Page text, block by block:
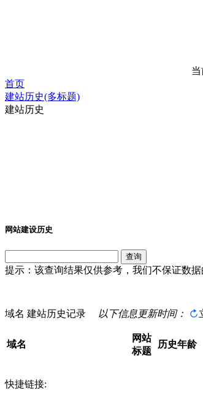
首页
建站历史(多标题)
建站历史
网站建设历史
查询
提示：该查询结果仅供参考，我们不保证数据
域名 建站历史记录 以下信息更新时间：
域名
网站
标题
历史年龄
快捷链接: